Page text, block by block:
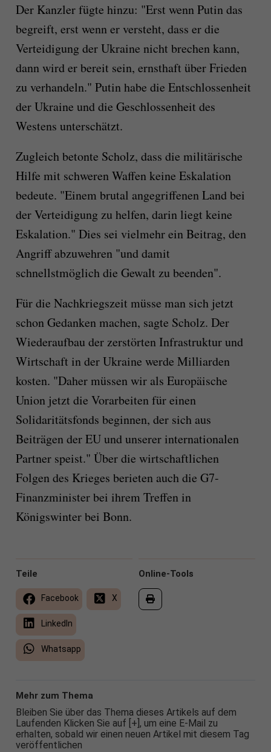
Der Kanzler fügte hinzu: "Erst wenn Putin das
begreift, erst wenn er versteht, dass er die
Verteidigung der Ukraine nicht brechen kann,
dann wird er bereit sein, ernsthaft über Frieden
zu verhandeln." Putin habe die Entschlossenheit
der Ukraine und die Geschlossenheit des
Westens unterschätzt.
Zugleich betonte Scholz, dass die militärische
Hilfe mit schweren Waffen keine Eskalation
bedeute. "Einem brutal angegriffenen Land bei
der Verteidigung zu helfen, darin liegt keine
Eskalation." Dies sei vielmehr ein Beitrag, den
Angriff abzuwehren "und damit
schnellstmöglich die Gewalt zu beenden".
Für die Nachkriegszeit müsse man sich jetzt
schon Gedanken machen, sagte Scholz. Der
Wiederaufbau der zerstörten Infrastruktur und
Wirtschaft in der Ukraine werde Milliarden
kosten. "Daher müssen wir als Europäische
Union jetzt die Vorarbeiten für einen
Solidaritätsfonds beginnen, der sich aus
Beiträgen der EU und unserer internationalen
Partner speist." Über die wirtschaftlichen
Folgen des Krieges berieten auch die G7-
Finanzminister bei ihrem Treffen in
Königswinter bei Bonn.
Online-Tools
Teile
Facebook X
LinkedIn
Whatsapp
Mehr zum Thema
Bleiben Sie über das Thema dieses Artikels auf dem
Laufenden Klicken Sie auf [+], um eine E-Mail zu
erhalten, sobald wir einen neuen Artikel mit diesem Tag
veröffentlichen